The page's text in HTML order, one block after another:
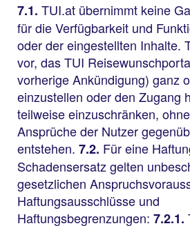
7.1. TUI.at übernimmt keine
für die Verfügbarkeit und
oder der eingestellten Inhalte.
vor, das TUI
vorherige Ankündigung) ganz
einzustellen oder den Zugang
teilweise einzuschränken,
Ansprüche der Nutzer
entstehen. 7.2. Für eine
Schadensersatz gelten
gesetzlichen
Haftungsausschlüsse und
Haftungsbegrenzungen: 7.2.1.